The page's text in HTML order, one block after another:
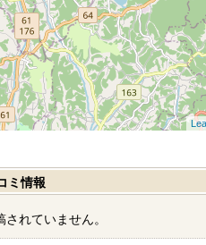
ミ情報
れていません。